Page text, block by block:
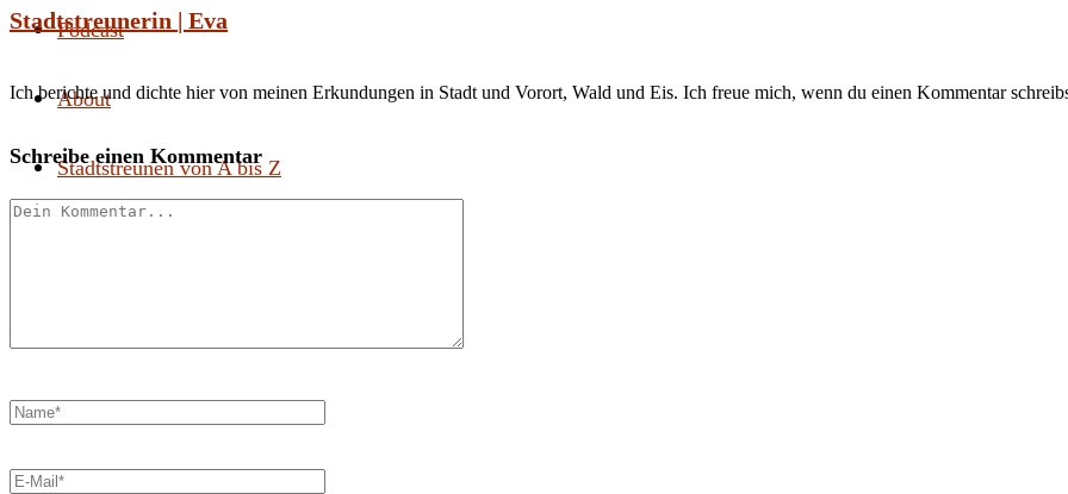
Podcast
About
Stadtstreunen von A bis Z
Stadtstreunerin | Eva
Ich berichte und dichte hier von meinen Erkundungen in Stadt und Vorort, Wald und Eis. Ich freue mich, wenn du einen Kommentar
Schreibe einen Kommentar